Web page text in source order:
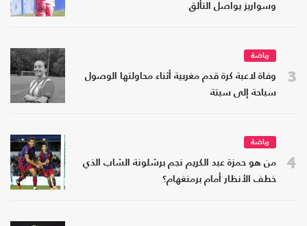
وسواريز يواصل التألق
3
رياضة
وفاة لاعبة كرة قدم مغربية أثناء محاولتها الوصول
سباحة إلى سبتة
4
رياضة
من هو حمزة عبد الكريم نجم برشلونة الشاب الذي
خطف الأنظار أمام برمنغهام؟